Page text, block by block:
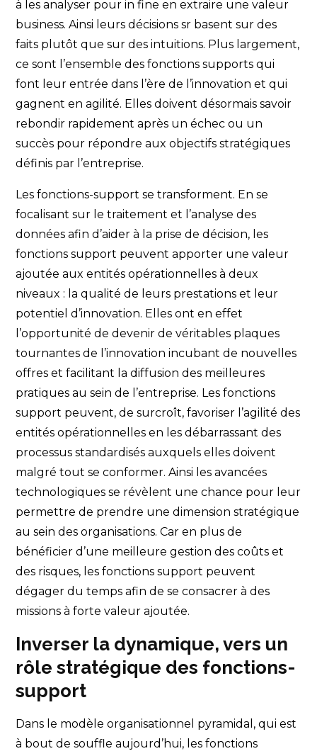
à les analyser pour in fine en extraire une valeur
business. Ainsi leurs décisions sr basent sur des
faits plutôt que sur des intuitions. Plus largement,
ce sont l’ensemble des fonctions supports qui
font leur entrée dans l’ère de l’innovation et qui
gagnent en agilité. Elles doivent désormais savoir
rebondir rapidement après un échec ou un
succès pour répondre aux objectifs stratégiques
définis par l’entreprise.
Les fonctions-support se transforment. En se
focalisant sur le traitement et l’analyse des
données afin d’aider à la prise de décision, les
fonctions support peuvent apporter une valeur
ajoutée aux entités opérationnelles à deux
niveaux : la qualité de leurs prestations et leur
potentiel d’innovation. Elles ont en effet
l’opportunité de devenir de véritables plaques
tournantes de l’innovation incubant de nouvelles
offres et facilitant la diffusion des meilleures
pratiques au sein de l’entreprise. Les fonctions
support peuvent, de surcroît, favoriser l’agilité des
entités opérationnelles en les débarrassant des
processus standardisés auxquels elles doivent
malgré tout se conformer. Ainsi les avancées
technologiques se révèlent une chance pour leur
permettre de prendre une dimension stratégique
au sein des organisations. Car en plus de
bénéficier d’une meilleure gestion des coûts et
des risques, les fonctions support peuvent
dégager du temps afin de se consacrer à des
missions à forte valeur ajoutée.
Inverser la dynamique, vers un
rôle stratégique des fonctions-
support
Dans le modèle organisationnel pyramidal, qui est
à bout de souffle aujourd’hui, les fonctions